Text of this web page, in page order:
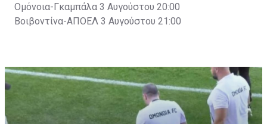
Ομόνοια-Γκαμπάλα 3 Αυγούστου 20:00
Βοιβοντίνα-ΑΠΟΕΛ 3 Αυγούστου 21:00